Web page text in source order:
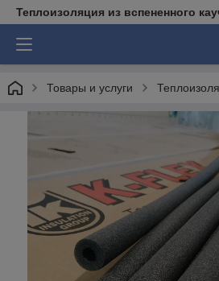
Теплоизоляция из вспененного
Товары и услуги